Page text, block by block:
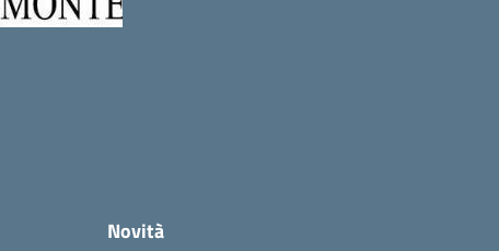
Novità